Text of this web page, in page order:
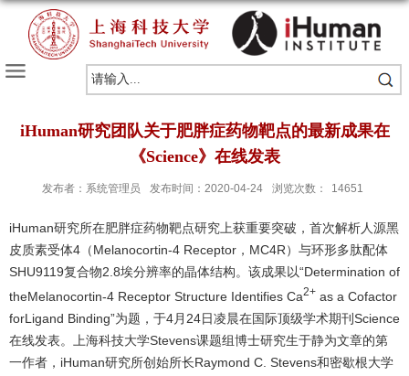
iHuman研究团队关于肥胖症药物靶点的最新成果在
《Science》在线发表
发布者：系统管理员 发布时间：2020-04-24 浏览次数： 14651
iHuman研究所在肥胖症药物靶点研究上获重要突破，首次解析人源黑
皮质素受体4（Melanocortin-4 Receptor，MC4R）与环形多肽配体
SHU9119复合物2.8埃分辨率的晶体结构。该成果以“Determination of
theMelanocortin-4 Receptor Structure Identifies Ca2+ as a Cofactor
forLigand Binding”为题，于4月24日凌晨在国际顶级学术期刊Science
在线发表。上海科技大学Stevens课题组博士研究生于静为文章的第
一作者，iHuman研究所创始所长Raymond C. Stevens和密歇根大学